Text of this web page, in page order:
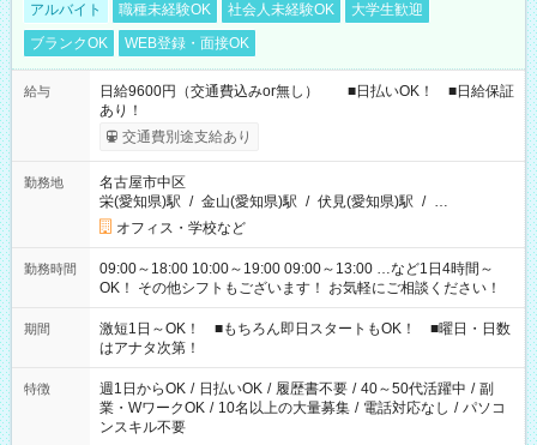
アルバイト 職種未経験OK 社会人未経験OK
大学生歓迎
ブランクOK
WEB登録・面接OK
給与
日給9600円（交通費込みor無し） ■日払いOK！ ■日給保証
あり！
交通費別途支給あり
勤務地
名古屋市中区
栄(愛知県)駅 / 金山(愛知県)駅 / 伏見(愛知県)駅 / …
オフィス・学校など
勤務時間
09:00～18:00 10:00～19:00 09:00～13:00 …など1日4時間～
OK！ その他シフトもございます！ お気軽にご相談ください！
期間
激短1日～OK！ ■もちろん即日スタートもOK！ ■曜日・日数
はアナタ次第！
特徴 週1日からOK / 日払いOK / 履歴書不要 / 40～50代活躍中 / 副
業・WワークOK / 10名以上の大量募集 / 電話対応なし / パソコ
ンスキル不要